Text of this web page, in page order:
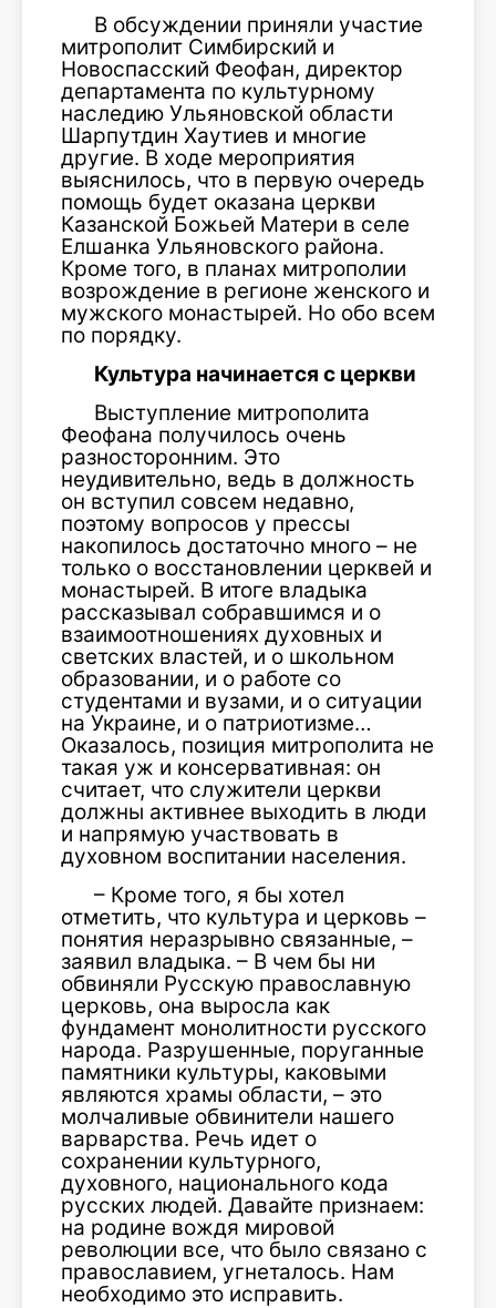
В обсуждении приняли участие
ми­трополит Симбирский и
Новоспасский Феофан, директор
департамента по куль­турному
наследию Ульяновской области
Шарпутдин Хаутиев и многие
другие. В ходе мероприятия
выяснилось, что в пер­вую очередь
помощь будет оказана церкви
Казанской Божьей Матери в селе
Елшанка Ульяновского района.
Кроме того, в пла­нах митрополии
возрождение в регионе женского и
мужского монастырей. Но обо всем
по порядку.
Культура начинается с церкви
Выступление митрополита
Феофана получилось очень
разносторонним. Это
неудивительно, ведь в должность
он всту­пил совсем недавно,
поэтому вопросов у прессы
накопилось достаточно много – не
только о восстановлении церквей и
мо­настырей. В итоге владыка
рассказывал собравшимся и о
взаимоотношениях ду­ховных и
светских властей, и о школьном
образовании, и о работе со
студентами и вузами, и о ситуации
на Украине, и о патриотизме…
Оказалось, позиция ми­трополита не
такая уж и консервативная: он
считает, что служители церкви
должны активнее выходить в люди
и напрямую участвовать в
духовном воспитании на­селения.
– Кроме того, я бы хотел
отметить, что культура и церковь –
понятия неразрыв­но связанные, –
заявил владыка. – В чем бы ни
обвиняли Русскую православную
церковь, она выросла как
фундамент монолитности русского
народа. Разру­шенные, поруганные
памятники культуры, каковыми
являются храмы области, – это
молчаливые обвинители нашего
варвар­ства. Речь идет о
сохранении культурного,
духовного, национального кода
русских людей. Давайте признаем:
на родине вождя мировой
революции все, что было связано с
православием, угнеталось. Нам
необходимо это исправить.